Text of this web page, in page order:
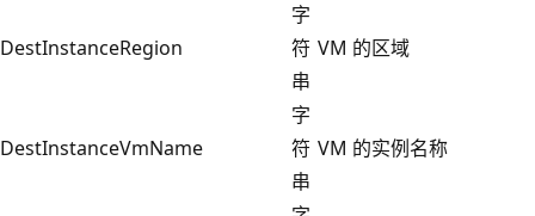
DestInstanceRegion
字
符
串
VM 的区域
DestInstanceVmName
字
符
串
VM 的实例名称